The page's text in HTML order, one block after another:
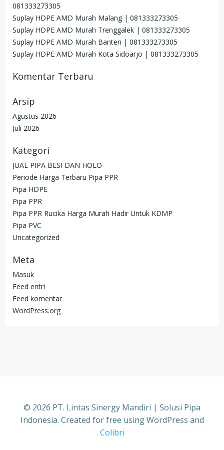
081333273305
Suplay HDPE AMD Murah Malang | 081333273305
Suplay HDPE AMD Murah Trenggalek | 081333273305
Suplay HDPE AMD Murah Banten | 081333273305
Suplay HDPE AMD Murah Kota Sidoarjo | 081333273305
Komentar Terbaru
Arsip
Agustus 2026
Juli 2026
Kategori
JUAL PIPA BESI DAN HOLO
Periode Harga Terbaru Pipa PPR
Pipa HDPE
Pipa PPR
Pipa PPR Rucika Harga Murah Hadir Untuk KDMP
Pipa PVC
Uncategorized
Meta
Masuk
Feed entri
Feed komentar
WordPress.org
© 2026 PT. Lintas Sinergy Mandiri | Solusi Pipa
Indonesia. Created for free using WordPress and
Colibri